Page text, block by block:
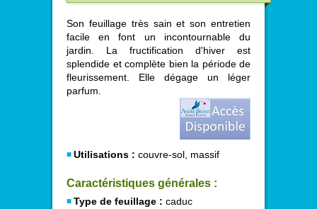
Son feuillage très sain et son entretien
facile en font un incontournable du
jardin. La fructification d'hiver est
splendide et complète bien la période de
fleurissement. Elle dégage un léger
parfum.
Utilisations : couvre-sol, massif
Caractéristiques générales :
Type de feuillage : caduc